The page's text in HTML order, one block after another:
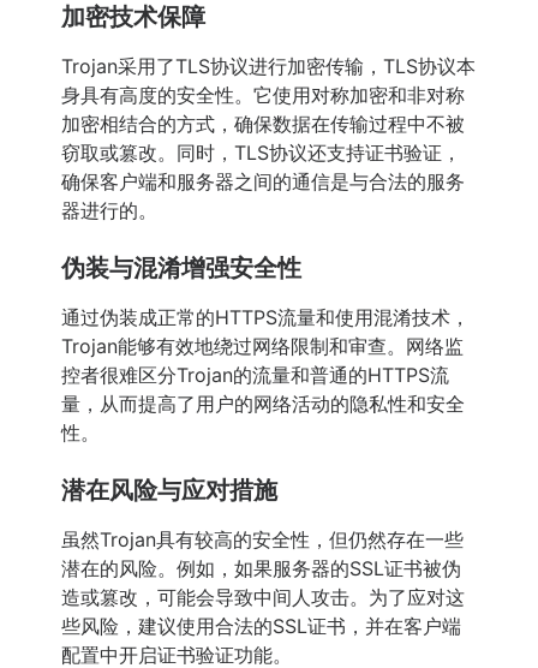
加密技术保障
Trojan采用了TLS协议进行加密传输，TLS协议本
身具有高度的安全性。它使用对称加密和非对称
加密相结合的方式，确保数据在传输过程中不被
窃取或篡改。同时，TLS协议还支持证书验证，
确保客户端和服务器之间的通信是与合法的服务
器进行的。
伪装与混淆增强安全性
通过伪装成正常的HTTPS流量和使用混淆技术，
Trojan能够有效地绕过网络限制和审查。网络监
控者很难区分Trojan的流量和普通的HTTPS流
量，从而提高了用户的网络活动的隐私性和安全
性。
潜在风险与应对措施
虽然Trojan具有较高的安全性，但仍然存在一些
潜在的风险。例如，如果服务器的SSL证书被伪
造或篡改，可能会导致中间人攻击。为了应对这
些风险，建议使用合法的SSL证书，并在客户端
配置中开启证书验证功能。